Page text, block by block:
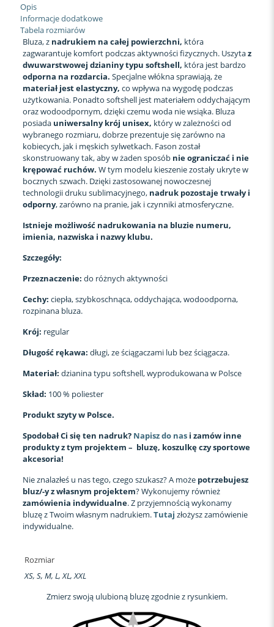
Opis
Informacje dodatkowe
Tabela rozmiarów
Bluza, z nadrukiem na całej powierzchni, która
zagwarantuje komfort podczas aktywności fizycznych. Uszytaz
dwuwarstwowej dzianiny typu softshell, która jest bardzo
odporna na rozdarcia. Specjalne włókna sprawiają, że
materiał jest elastyczny, co wpływa na wygodę podczas
użytkowania. Ponadto softshell jest materiałem oddychającym
oraz wodoodpornym, dzięki czemu woda nie wsiąka. Bluza
posiada uniwersalny krój unisex, który w zależności od
wybranego rozmiaru, dobrze prezentuje się zarówno na
kobiecych, jak i męskich sylwetkach. Fason został
skonstruowany tak, aby w żaden sposób nie ograniczać i nie
krępować ruchów. W tym modelu kieszenie zostały ukryte w
bocznych szwach. Dzięki zastosowanej nowoczesnej
technologii druku sublimacyjnego, nadruk pozostaje trwały i
odporny, zarówno na pranie, jak i czynniki atmosferyczne.
Istnieje możliwość nadrukowania na bluzie numeru,
imienia, nazwiska i nazwy klubu.
Szczegóły:
Przeznaczenie: do różnych aktywności
Cechy: ciepła, szybkoschnąca, oddychająca, wodoodporna,
rozpinana bluza.
Krój: regular
Długość rękawa: długi, ze ściągaczami lub bez ściągacza.
Materiał: dzianina typu softshell, wyprodukowana w Polsce
Skład: 100 % poliester
Produkt szyty w Polsce.
Spodobał Ci się ten nadruk? Napisz do nas i zamów inne
produkty z tym projektem – bluzę, koszulkę czy sportowe
akcesoria!
Nie znalazłeś u nas tego, czego szukasz? A może potrzebujesz
bluz/-y z własnym projektem? Wykonujemy również
zamówienia indywidualne. Z przyjemnością wykonamy
bluzę z Twoim własnym nadrukiem.Tutaj złożysz zamówienie
indywidualne.
Rozmiar
XS, S, M, L, XL, XXL
Zmierz swoją ulubioną bluzę zgodnie z rysunkiem.